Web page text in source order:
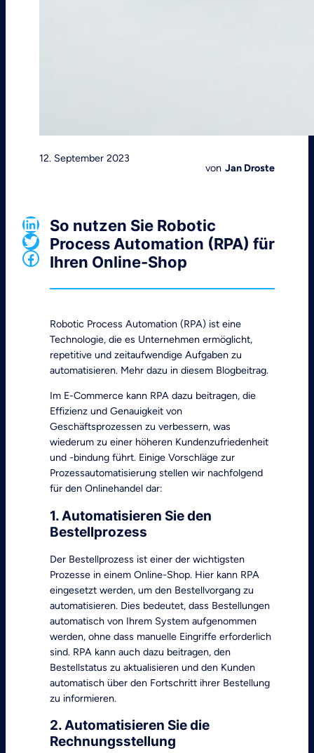
12. September 2023
von Jan Droste
LinkedIn
Twitter
Facebook
So nutzen Sie Robotic
Process Automation (RPA) für
Ihren Online-Shop
Robotic Process Automation (RPA) ist eine
Technologie, die es Unternehmen ermöglicht,
repetitive und zeitaufwendige Aufgaben zu
automatisieren. Mehr dazu in diesem Blogbeitrag.
Im E-Commerce kann RPA dazu beitragen, die
Effizienz und Genauigkeit von
Geschäftsprozessen zu verbessern, was
wiederum zu einer höheren Kundenzufriedenheit
und -bindung führt. Einige Vorschläge zur
Prozessautomatisierung stellen wir nachfolgend
für den Onlinehandel dar:
1. Automatisieren Sie den
Bestellprozess
Der Bestellprozess ist einer der wichtigsten
Prozesse in einem Online-Shop. Hier kann RPA
eingesetzt werden, um den Bestellvorgang zu
automatisieren. Dies bedeutet, dass Bestellungen
automatisch von Ihrem System aufgenommen
werden, ohne dass manuelle Eingriffe erforderlich
sind. RPA kann auch dazu beitragen, den
Bestellstatus zu aktualisieren und den Kunden
automatisch über den Fortschritt ihrer Bestellung
zu informieren.
2. Automatisieren Sie die
Rechnungsstellung